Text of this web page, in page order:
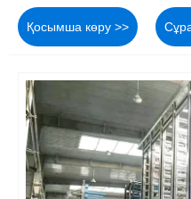
Қосымша көру >>